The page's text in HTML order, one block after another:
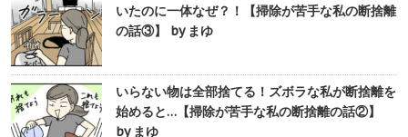
いたのに一体なぜ？！【掃除が苦手な私の断捨離
の話③】 by まゆ
いらない物は全部捨てる！ズボラな私が断捨離を
始めると…【掃除が苦手な私の断捨離の話②】
by まゆ